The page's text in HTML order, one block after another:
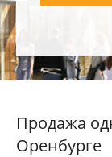
Продажа
Оренбурге